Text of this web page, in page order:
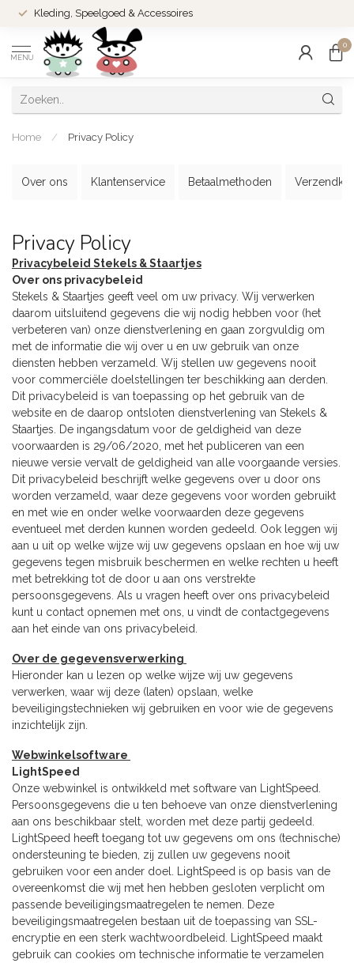
Kleding, Speelgoed & Accessoires
MENU
0
Home / Privacy Policy
Over ons Klantenservice Betaalmethoden
Privacy Policy
Privacybeleid Stekels & Staartjes
Over ons privacybeleid
Stekels & Staartjes geeft veel om uw privacy. Wij verwerken
daarom uitsluitend gegevens die wij nodig hebben voor (het
verbeteren van) onze dienstverlening en gaan zorgvuldig om
met de informatie die wij over u en uw gebruik van onze
diensten hebben verzameld. Wij stellen uw gegevens nooit
voor commerciële doelstellingen ter beschikking aan derden.
Dit privacybeleid is van toepassing op het gebruik van de
website en de daarop ontsloten dienstverlening van Stekels &
Staartjes. De ingangsdatum voor de geldigheid van deze
voorwaarden is 29/06/2020, met het publiceren van een
nieuwe versie vervalt de geldigheid van alle voorgaande versies.
Dit privacybeleid beschrijft welke gegevens over u door ons
worden verzameld, waar deze gegevens voor worden gebruikt
en met wie en onder welke voorwaarden deze gegevens
eventueel met derden kunnen worden gedeeld. Ook leggen wij
aan u uit op welke wijze wij uw gegevens opslaan en hoe wij uw
gegevens tegen misbruik beschermen en welke rechten u heeft
met betrekking tot de door u aan ons verstrekte
persoonsgegevens. Als u vragen heeft over ons privacybeleid
kunt u contact opnemen met ons, u vindt de contactgegevens
aan het einde van ons privacybeleid.
Over de gegevensverwerking
Hieronder kan u lezen op welke wijze wij uw gegevens
verwerken, waar wij deze (laten) opslaan, welke
beveiligingstechnieken wij gebruiken en voor wie de gegevens
inzichtelijk zijn.
Webwinkelsoftware
LightSpeed
Onze webwinkel is ontwikkeld met software van LightSpeed.
Persoonsgegevens die u ten behoeve van onze dienstverlening
aan ons beschikbaar stelt, worden met deze partij gedeeld.
LightSpeed heeft toegang tot uw gegevens om ons (technische)
ondersteuning te bieden, zij zullen uw gegevens nooit
gebruiken voor een ander doel. LightSpeed is op basis van de
overeenkomst die wij met hen hebben gesloten verplicht om
passende beveiligingsmaatregelen te nemen. Deze
beveiligingsmaatregelen bestaan uit de toepassing van SSL-
encryptie en een sterk wachtwoordbeleid. LightSpeed maakt
gebruik can cookies om technische informatie te verzamelen